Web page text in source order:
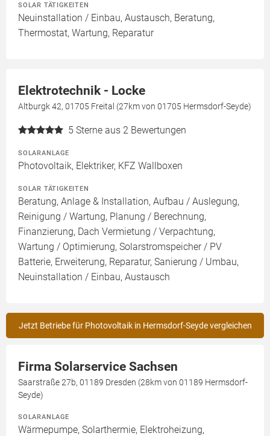
SOLAR TÄTIGKEITEN
Neuinstallation / Einbau, Austausch, Beratung,
Thermostat, Wartung, Reparatur
Elektrotechnik - Locke
Altburgk 42, 01705 Freital (27km von 01705 Hermsdorf-Seyde)
5 Sterne aus 2 Bewertungen
SOLARANLAGE
Photovoltaik, Elektriker, KFZ Wallboxen
SOLAR TÄTIGKEITEN
Beratung, Anlage & Installation, Aufbau / Auslegung,
Reinigung / Wartung, Planung / Berechnung,
Finanzierung, Dach Vermietung / Verpachtung,
Wartung / Optimierung, Solarstromspeicher / PV
Batterie, Erweiterung, Reparatur, Sanierung / Umbau,
Neuinstallation / Einbau, Austausch
Jetzt Betriebe für Photovoltaik in Hermsdorf-Seyde vergleichen
Firma Solarservice Sachsen
Saarstraße 27b, 01189 Dresden (28km von 01189 Hermsdorf-
Seyde)
SOLARANLAGE
Wärmepumpe, Solarthermie, Elektroheizung,